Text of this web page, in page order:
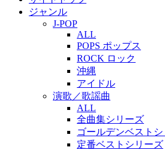
ジャンル
J-POP
ALL
POPS ポップス
ROCK ロック
沖縄
アイドル
演歌／歌謡曲
ALL
全曲集シリーズ
ゴールデンベスト
定番ベストシリーズ